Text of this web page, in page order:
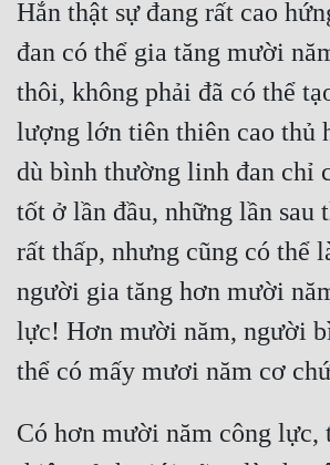
Hắn thật sự đang rất cao
đan có thể gia tăng mười
thôi, không phải đã có thể
lượng lớn tiên thiên cao thủ
dù bình thường linh đan chỉ
tốt ở lần đầu, những lần sau
rất thấp, nhưng cũng có thể
người gia tăng hơn mười
lực! Hơn mười năm, người
Có hơn mười năm công lực,